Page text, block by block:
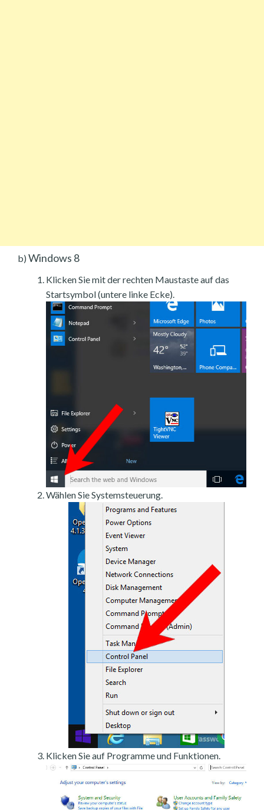
b) Windows 8
Klicken Sie mit der rechten Maustaste auf das
Startsymbol (untere linke Ecke).
Wählen Sie Systemsteuerung.
Klicken Sie auf Programme und Funktionen.